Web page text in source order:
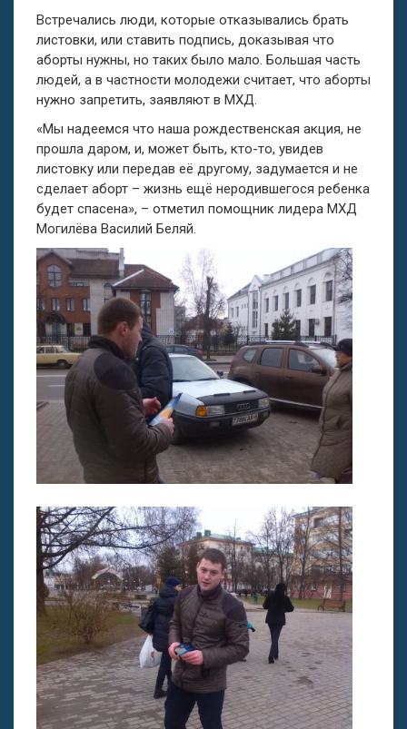
Встречались люди, которые отказывались брать
листовки, или ставить подпись, доказывая что
аборты нужны, но таких было мало. Большая часть
людей, а в частности молодежи считает, что аборты
нужно запретить, заявляют в МХД.
«Мы надеемся что наша рождественская акция, не
прошла даром, и, может быть, кто-то, увидев
листовку или передав её другому, задумается и не
сделает аборт – жизнь ещё неродившегося ребенка
будет спасена», – отметил помощник лидера МХД
Могилёва Василий Беляй.